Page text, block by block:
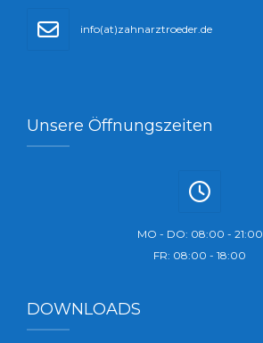
info(at)zahnarztroeder.de
Unsere Öffnungszeiten
MO - DO: 08:00 - 21:00
FR: 08:00 - 18:00
DOWNLOADS